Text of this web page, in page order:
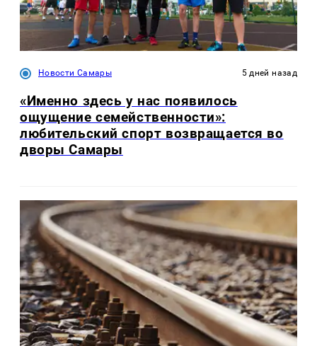
Новости Самары 5 дней назад
«Именно здесь у нас появилось
ощущение семейственности»:
любительский спорт возвращается во
дворы Самары